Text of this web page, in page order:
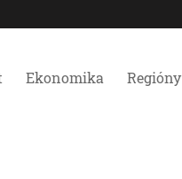
Ekonomika Regióny